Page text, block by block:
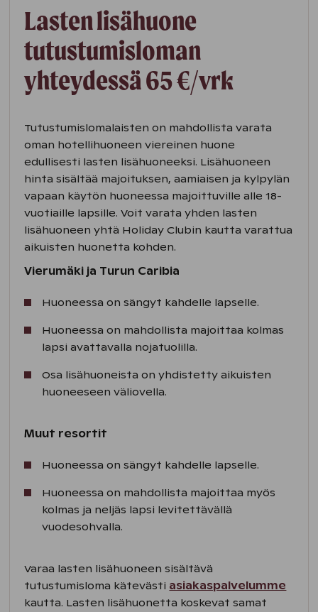
Lasten lisähuone
tutustumisloman
yhteydessä 65 €/vrk
Tutustumislomalaisten on mahdollista varata
oman hotellihuoneen viereinen huone
edullisesti lasten lisähuoneeksi. Lisähuoneen
hinta sisältää majoituksen, aamiaisen ja kylpylän
vapaan käytön huoneessa majoittuville alle 18-
vuotiaille lapsille. Voit varata yhden lasten
lisähuoneen yhtä Holiday Clubin kautta varattua
aikuisten huonetta kohden.
Vierumäki ja Turun Caribia
Huoneessa on sängyt kahdelle lapselle.
Huoneessa on mahdollista majoittaa kolmas
lapsi avattavalla nojatuolilla.
Osa lisähuoneista on yhdistetty aikuisten
huoneeseen väliovella.
Muut resortit
Huoneessa on sängyt kahdelle lapselle.
Huoneessa on mahdollista majoittaa myös
kolmas ja neljäs lapsi levitettävällä
vuodesohvalla.
Varaa lasten lisähuoneen sisältävä
tutustumisloma kätevästi asiakaspalvelumme
kautta. Lasten lisähuonetta koskevat samat